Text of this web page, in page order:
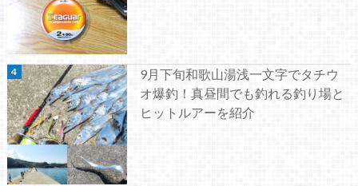
9月下旬和歌山湯浅一文字でタチウ
オ爆釣！真昼間でも釣れる釣り場と
ヒットルアーを紹介